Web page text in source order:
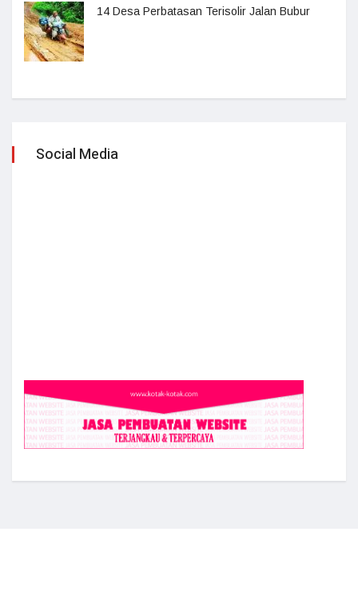
14 Desa Perbatasan Terisolir Jalan Bubur
Social Media